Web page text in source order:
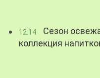
12:14
Сезон
коллекция